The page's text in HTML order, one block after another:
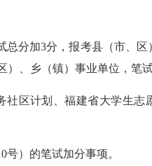
总分加3分，报考县（市、
、乡（镇）事业单位，笔试
社区计划、福建省大学生志
）的笔试加分事项。